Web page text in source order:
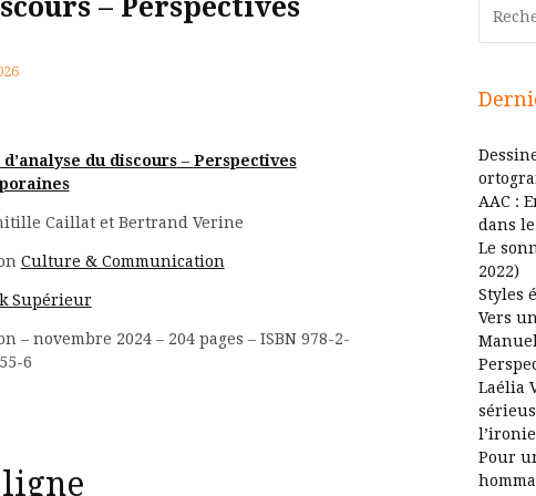
– Perspectives
du discours– Perspectives
Caillat et Bertrand Verine
Culture & Communication
Supérieur
– novembre 2024 – 204 pages – ISBN 978-2-
6
ligne
AAC :
dans
Le
2022)
Styles
Vers
Laélia
l’ironie
Pour